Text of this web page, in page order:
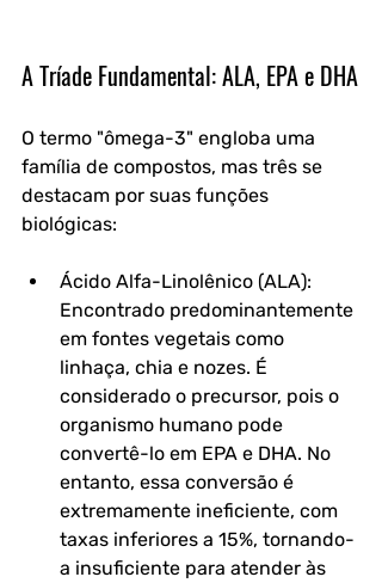
A Tríade Fundamental: ALA, EPA e DHA
O termo "ômega-3" engloba uma
família de compostos, mas três se
destacam por suas funções
biológicas:
Ácido Alfa-Linolênico (ALA):
Encontrado predominantemente
em fontes vegetais como
linhaça, chia e nozes. É
considerado o precursor, pois o
organismo humano pode
convertê-lo em EPA e DHA. No
entanto, essa conversão é
extremamente ineficiente, com
taxas inferiores a 15%, tornando-
a insuficiente para atender às